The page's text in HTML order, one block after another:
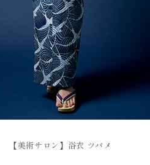
【美術サロン】浴衣 ツバメ